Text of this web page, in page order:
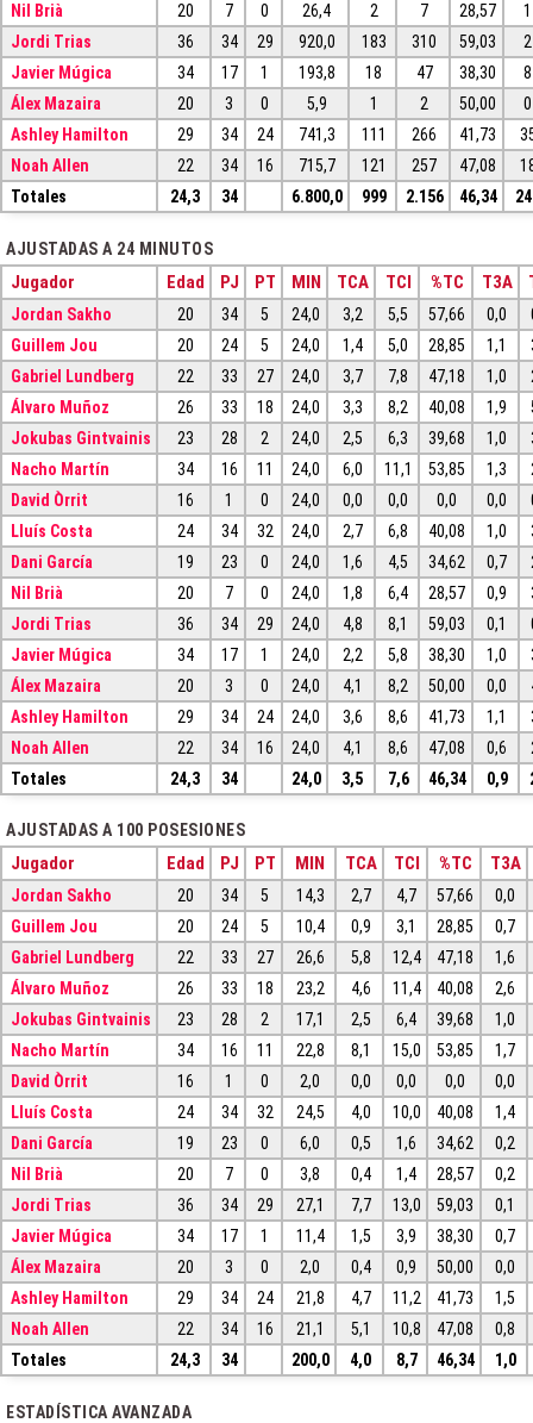
Nil Brià 20 7 0 26,4 2 7 28,57
1
Jordi Trias
36 34 29 920,0 183 310 59,03
2
Javier Múgica
34 17 1 193,8 18 47 38,30
8
Álex Mazaira
20 3 0 5,9 1 2 50,00
0
Ashley Hamilton
29 34 24 741,3 111 266 41,73
Noah Allen
22 34 16 715,7 121 257 47,08
Totales
24,3 34 6.800,0 999 2.156 46,34
AJUSTADAS A 24 MINUTOS
Jugador Edad PJ PT MIN TCA TCI %TC T3A
Jordan Sakho 20 34 5 24,0 3,2 5,5 57,66 0,0
Guillem Jou
20 24 5 24,0 1,4 5,0 28,85 1,1
Gabriel Lundberg
22 33 27 24,0 3,7 7,8 47,18 1,0
Álvaro Muñoz
26 33 18 24,0 3,3 8,2 40,08 1,9
Jokubas Gintvainis
23 28 2 24,0 2,5 6,3 39,68 1,0
Nacho Martín
34 16 11 24,0 6,0 11,1 53,85 1,3
David Òrrit
16 1 0 24,0 0,0 0,0 0,0 0,0
Lluís Costa
24 34 32 24,0 2,7 6,8 40,08 1,0
Dani García
19 23 0 24,0 1,6 4,5 34,62 0,7
Nil Brià
20 7 0 24,0 1,8 6,4 28,57 0,9
Jordi Trias
36 34 29 24,0 4,8 8,1 59,03 0,1
Javier Múgica
34 17 1 24,0 2,2 5,8 38,30 1,0
Álex Mazaira
20 3 0 24,0 4,1 8,2 50,00 0,0
Ashley Hamilton
29 34 24 24,0 3,6 8,6 41,73 1,1
Noah Allen
22 34 16 24,0 4,1 8,6 47,08 0,6
Totales
24,3 34 24,0 3,5 7,6 46,34 0,9
AJUSTADAS A 100 POSESIONES
Jugador Edad PJ PT MIN TCA TCI %TC T3A
Jordan Sakho 20 34 5 14,3 2,7 4,7 57,66
0,0
Guillem Jou
20 24 5 10,4 0,9 3,1 28,85
0,7
Gabriel Lundberg
22 33 27 26,6 5,8 12,4 47,18
1,6
Álvaro Muñoz
26 33 18 23,2 4,6 11,4 40,08
2,6
Jokubas Gintvainis
23 28 2 17,1 2,5 6,4 39,68
1,0
Nacho Martín
34 16 11 22,8 8,1 15,0 53,85
1,7
David Òrrit
16 1 0 2,0 0,0 0,0 0,0
0,0
Lluís Costa
24 34 32 24,5 4,0 10,0 40,08
1,4
Dani García
19 23 0 6,0 0,5 1,6 34,62
0,2
Nil Brià
20 7 0 3,8 0,4 1,4 28,57
0,2
Jordi Trias
36 34 29 27,1 7,7 13,0 59,03
0,1
Javier Múgica
34 17 1 11,4 1,5 3,9 38,30
0,7
Álex Mazaira
20 3 0 2,0 0,4 0,9 50,00
0,0
Ashley Hamilton
29 34 24 21,8 4,7 11,2 41,73
1,5
Noah Allen
22 34 16 21,1 5,1 10,8 47,08
0,8
Totales
24,3 34 200,0 4,0 8,7 46,34 1,0
ESTADÍSTICA AVANZADA